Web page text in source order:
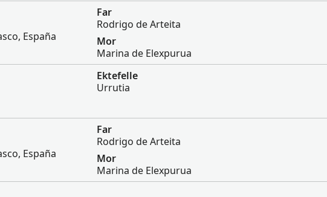
España
Far
Rodrigo de Arteita
Mor
Marina de Elexpurua
Ektefelle
Urrutia
España
Far
Rodrigo de Arteita
Mor
Marina de Elexpurua